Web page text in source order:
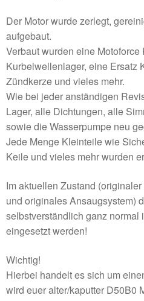
Der Motor wurde zerlegt,
aufgebaut.
Verbaut wurden eine
Kurbelwellenlager, eine Ersatz
Zündkerze und vieles mehr.
Wie bei jeder anständigen
Lager, alle Dichtungen, alle
sowie die Wasserpumpe neu
Jede Menge Kleinteile wie
Keile und vieles mehr wurden
Im aktuellen Zustand
und originales Ansaugsystem)
selbstverständlich ganz normal
eingesetzt werden!
Wichtig!
Hierbei handelt es sich um
wird euer alter/kaputter D50B0